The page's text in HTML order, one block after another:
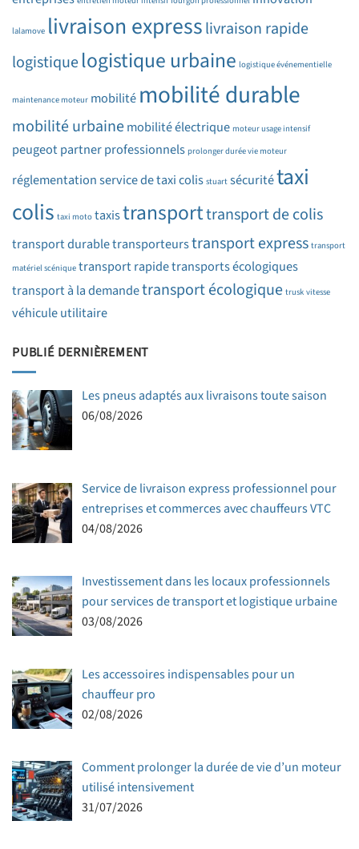
lalamove livraison expresslivraison rapide
logistiquelogistique urbaine logistique événementielle
maintenance moteur mobilité mobilité durable
mobilité urbainemobilité électrique moteur usage intensif
peugeot partnerprofessionnels prolonger durée vie moteur
réglementationservice de taxi colis stuart sécuritétaxi
colis taxi moto taxistransporttransport de colis
transport durabletransporteurstransport express transport
matériel scénique transport rapidetransports écologiques
transport à la demandetransport écologique trusk vitesse
véhicule utilitaire
PUBLIÉ DERNIÈREMENT
Les pneus adaptés aux livraisons toute saison
06/08/2026
Service de livraison express professionnel pour
entreprises et commerces avec chauffeurs VTC
04/08/2026
Investissement dans les locaux professionnels
pour services de transport et logistique urbaine
03/08/2026
Les accessoires indispensables pour un
chauffeur pro
02/08/2026
Comment prolonger la durée de vie d’un moteur
utilisé intensivement
31/07/2026